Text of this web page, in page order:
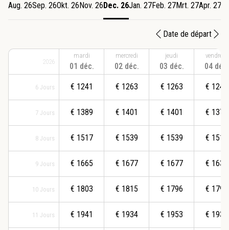
Aug. 26Sep. 26Okt. 26 Nov. 26 Dec. 26Jan. 27Feb. 27Mrt. 27Apr. 27
Date de départ
2026
6 Jours
7 Jours
8 Jours
9 Jours
10 Jours
11 Jours
mardi
01 déc.
€ 1241
€ 1389
€ 1517
€ 1665
€ 1803
€ 1941
mercredi
02 déc.
€ 1263
€ 1401
€ 1539
€ 1677
€ 1815
€ 1934
jeudi
03 déc.
€ 1263
€ 1401
€ 1539
€ 1677
€ 1796
€ 1953
vendredi
04 déc.
€ 1241
€ 1379
€ 1517
€ 1637
€ 1793
€ 1938